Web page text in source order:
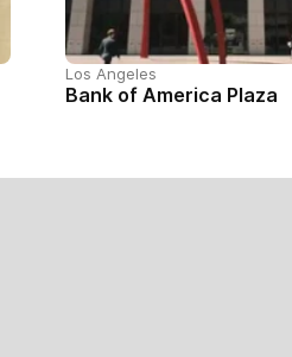
Los Angeles
Bank of America Plaza